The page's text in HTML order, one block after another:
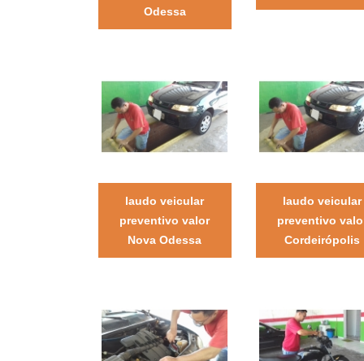
Odessa
laudo veicular
preventivo valor
Nova Odessa
laudo veicular
preventivo
Cordeirópolis